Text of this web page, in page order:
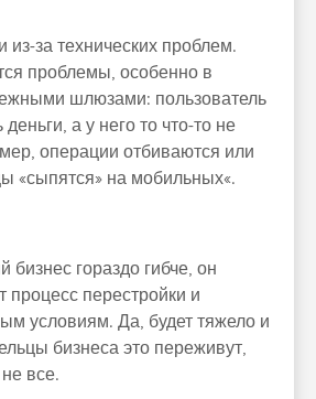
из-за технических проблем.
проблемы, особенно в
шлюзами: пользователь
деньги, а у него то что-то не
операции отбиваются или
«сыпятся» на мобильных«.
гораздо гибче, он
процесс перестройки и
условиям. Да, будет тяжело и
бизнеса это переживут,
все.